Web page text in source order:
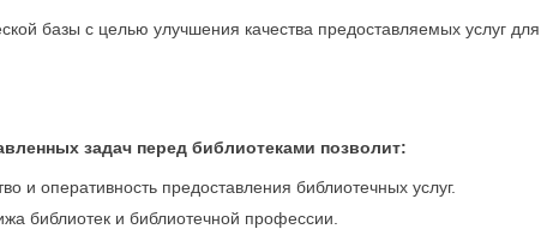
базы с целью улучшения качества предоставляемых услуг для
задач перед библиотеками позволит:
и оперативность предоставления библиотечных услуг.
библиотек и библиотечной профессии.